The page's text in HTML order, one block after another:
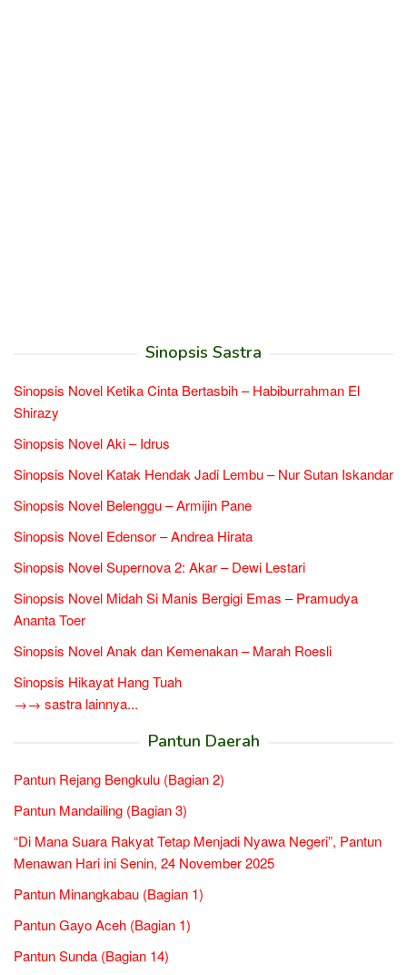
Sinopsis Sastra
Sinopsis Novel Ketika Cinta Bertasbih – Habiburrahman El
Shirazy
Sinopsis Novel Aki – Idrus
Sinopsis Novel Katak Hendak Jadi Lembu – Nur Sutan Iskandar
Sinopsis Novel Belenggu – Armijin Pane
Sinopsis Novel Edensor – Andrea Hirata
Sinopsis Novel Supernova 2: Akar – Dewi Lestari
Sinopsis Novel Midah Si Manis Bergigi Emas – Pramudya
Ananta Toer
Sinopsis Novel Anak dan Kemenakan – Marah Roesli
Sinopsis Hikayat Hang Tuah
→→ sastra lainnya...
Pantun Daerah
Pantun Rejang Bengkulu (Bagian 2)
Pantun Mandailing (Bagian 3)
“Di Mana Suara Rakyat Tetap Menjadi Nyawa Negeri”, Pantun
Menawan Hari ini Senin, 24 November 2025
Pantun Minangkabau (Bagian 1)
Pantun Gayo Aceh (Bagian 1)
Pantun Sunda (Bagian 14)